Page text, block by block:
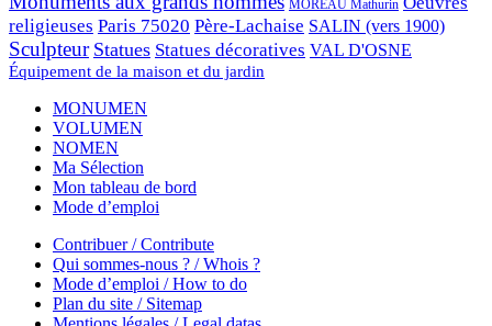
MOREAU Mathurin
religieuses Paris 75020 Père-Lachaise SALIN (vers 1900)
Sculpteur Statues Statues décoratives VAL D'OSNE
Équipement de la maison et du jardin
MONUMEN
VOLUMEN
NOMEN
Ma Sélection
Mon tableau de bord
Mode d’emploi
Contribuer / Contribute
Qui sommes-nous ? / Whois ?
Mode d’emploi / How to do
Plan du site / Sitemap